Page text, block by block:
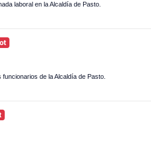
laboral en la Alcaldía de Pasto.
de la Alcaldía de Pasto.